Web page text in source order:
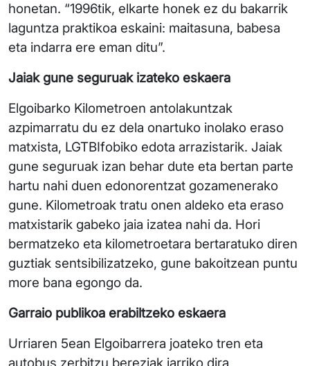
honetan. “1996tik, elkarte honek ez du bakarrik
laguntza praktikoa eskaini: maitasuna, babesa
eta indarra ere eman ditu”.
Jaiak gune seguruak izateko eskaera
Elgoibarko Kilometroen antolakuntzak
azpimarratu du ez dela onartuko inolako eraso
matxista, LGTBIfobiko edota arrazistarik. Jaiak
gune seguruak izan behar dute eta bertan parte
hartu nahi duen edonorentzat gozamenerako
gune. Kilometroak tratu onen aldeko eta eraso
matxistarik gabeko jaia izatea nahi da. Hori
bermatzeko eta kilometroetara bertaratuko diren
guztiak sentsibilizatzeko, gune bakoitzean puntu
more bana egongo da.
Garraio publikoa erabiltzeko eskaera
Urriaren 5ean Elgoibarrera joateko tren eta